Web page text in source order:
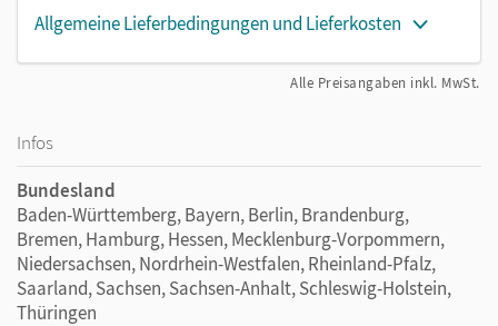
Allgemeine Lieferbedingungen und Lieferkosten
Alle Preisangaben inkl. MwSt.
Infos
Bundesland
Baden-Württemberg, Bayern, Berlin, Brandenburg,
Bremen, Hamburg, Hessen, Mecklenburg-Vorpommern,
Niedersachsen, Nordrhein-Westfalen, Rheinland-Pfalz,
Saarland, Sachsen, Sachsen-Anhalt, Schleswig-Holstein,
Thüringen